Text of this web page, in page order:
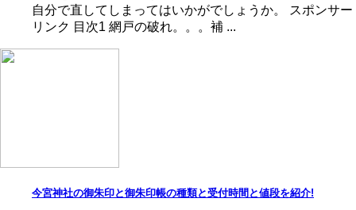
自分で直してしまってはいかがでしょうか。 スポンサー
リンク 目次1 網戸の破れ。。。補 ...
今宮神社の御朱印と御朱印帳の種類と受付時間と値段を紹介!